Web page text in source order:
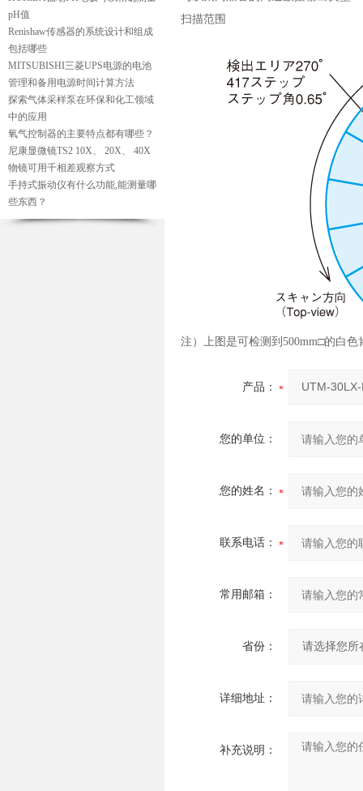
pH值
Renishaw传感器的系统设计和组成
包括哪些
MITSUBISHI三菱UPS电源的电池
管理和备用电源时间计算方法
探索气体采样泵在环保和化工领域
中的应用
氧气控制器的主要特点都有哪些？
尼康显微镜TS2 10X、 20X、 40X
物镜可用千相差观察方式
手持式振动仪有什么功能,能测量哪
些东西？
扫描范围
注）上图是可检测到500mm□的白
产品：
您的单位：
您的姓名：
联系电话：
常用邮箱：
省份：
详细地址：
补充说明：